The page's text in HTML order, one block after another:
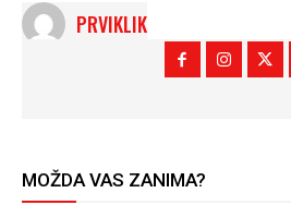
PRVIKLIK
MOŽDA VAS ZANIMA?